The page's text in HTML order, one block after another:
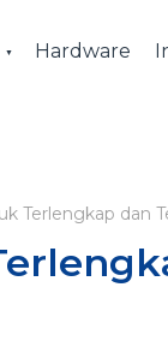
Hardware
Terlengkap dan